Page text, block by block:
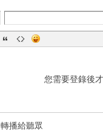
您需要登錄後
轉播給聽眾